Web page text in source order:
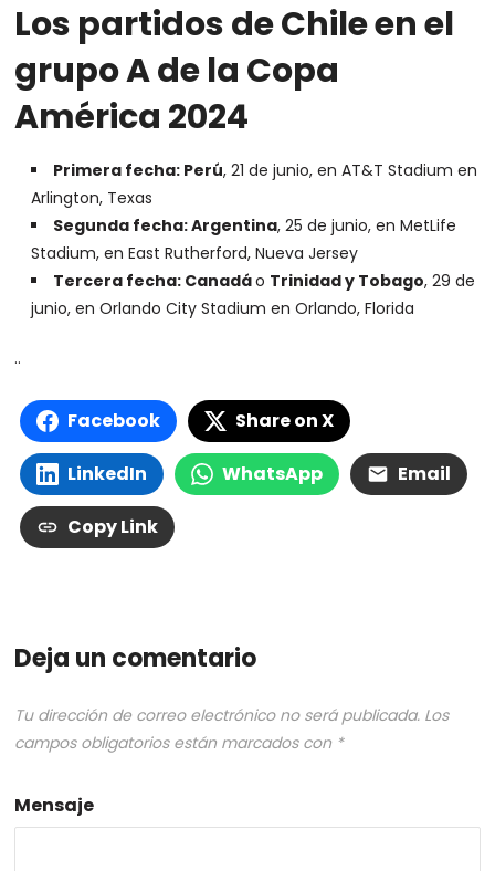
Los partidos de Chile en el
grupo A de la Copa
América 2024
Primera fecha: Perú, 21 de junio, en AT&T Stadium en
Arlington, Texas
Segunda fecha: Argentina, 25 de junio, en MetLife
Stadium, en East Rutherford, Nueva Jersey
Tercera fecha: Canadáo Trinidad y Tobago, 29 de
junio, en Orlando City Stadium en Orlando, Florida
..
Facebook Share on X
LinkedIn WhatsApp Email
Copy Link
Deja un comentario
Tu dirección de correo electrónico no será publicada. Los
campos obligatorios están marcados con *
Mensaje